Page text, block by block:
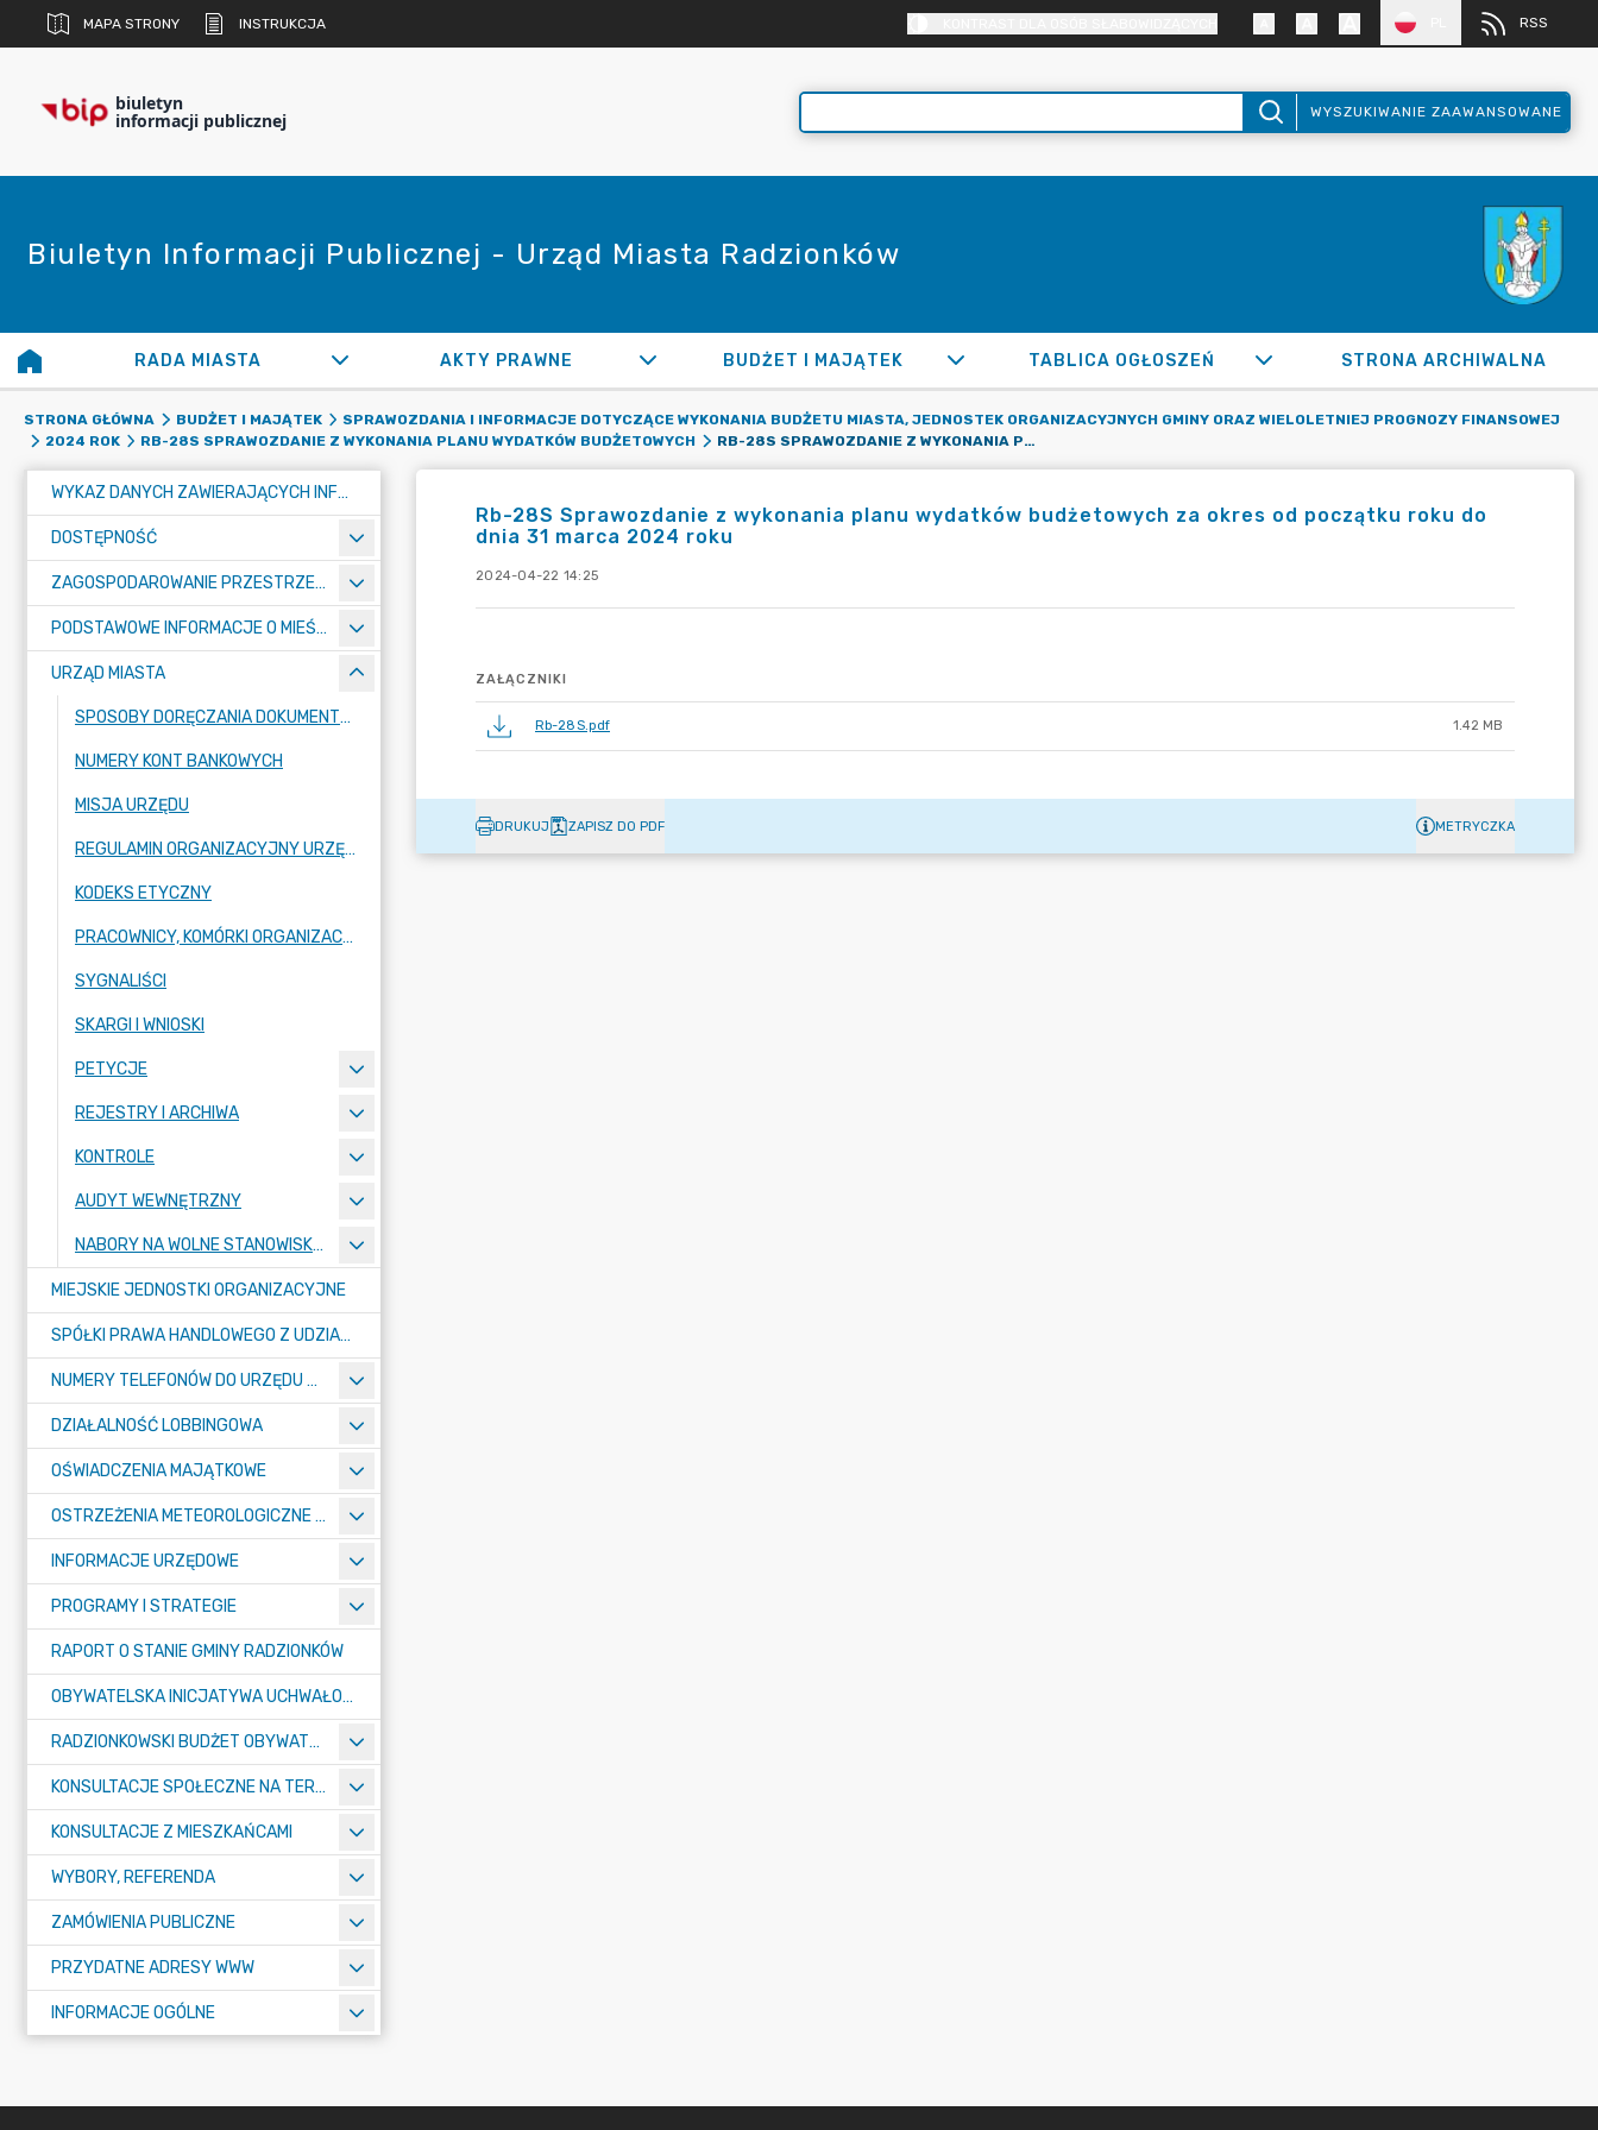
MAPA STRONY INSTRUKCJA RSS
biuletyn
informacji publicznej WYSZUKIWANIE ZAAWANSOWANE
Biuletyn Informacji Publicznej - Urząd Miasta Radzionków
RADA MIASTA AKTY PRAWNE BUDŻET I MAJĄTEK TABLICA OGŁOSZEŃ STRONA ARCHIWALNA
STRONA GŁÓWNA BUDŻET I MAJĄTEK
SPRAWOZDANIA I INFORMACJE DOTYCZĄCE WYKONANIA BUDŻETU MIASTA, JEDNOSTEK ORGANIZACYJNYCH GMINY ORAZ WIELOLETNIEJ PROGNOZY FINANSOWEJ
2024 ROK
RB-28S SPRAWOZDANIE Z WYKONANIA PLANU WYDATKÓW BUDŻETOWYCH RB-28S SPRAWOZDANIE Z WYKONANIA PLANU WYDATKÓW BUDŻETOWYCH ZA OKRES OD POCZĄTKU ROKU DO DNIA 31 MARCA 2024 ROKU
WYKAZ DANYCH ZAWIERAJĄCYCH INFORMACJE O ŚRODOWISKU I JEGO OCHRONIE
DOSTĘPNOŚĆ
ZAGOSPODAROWANIE PRZESTRZENNE
PODSTAWOWE INFORMACJE O MIEŚCIE
URZĄD MIASTA
SPOSOBY DORĘCZANIA DOKUMENTÓW DO URZĘDU MIASTA RADZIONKÓW
NUMERY KONT BANKOWYCH
MISJA URZĘDU
REGULAMIN ORGANIZACYJNY URZĘDU
KODEKS ETYCZNY
PRACOWNICY, KOMÓRKI ORGANIZACYJNE URZĘDU
SYGNALIŚCI
SKARGI I WNIOSKI
PETYCJE
REJESTRY I ARCHIWA
KONTROLE
AUDYT WEWNĘTRZNY
NABORY NA WOLNE STANOWISKA PRACY
MIEJSKIE JEDNOSTKI ORGANIZACYJNE
SPÓŁKI PRAWA HANDLOWEGO Z UDZIAŁEM GMINY
NUMERY TELEFONÓW DO URZĘDU MIASTA, MIEJSKICH JEDNOSTEK ORGANIZACYJNYCH ORAZ SPÓŁEK PRAWA HANDLOWEGO Z UDZIAŁEM GMINY
DZIAŁALNOŚĆ LOBBINGOWA
OŚWIADCZENIA MAJĄTKOWE
OSTRZEŻENIA METEOROLOGICZNE O ZŁYM STANIE POWIETRZA I INNE
INFORMACJE URZĘDOWE
PROGRAMY I STRATEGIE
RAPORT O STANIE GMINY RADZIONKÓW
OBYWATELSKA INICJATYWA UCHWAŁODAWCZA
RADZIONKOWSKI BUDŻET OBYWATELSKI
KONSULTACJE SPOŁECZNE NA TERENIE MIASTA RADZIONKÓW
KONSULTACJE Z MIESZKAŃCAMI
WYBORY, REFERENDA
ZAMÓWIENIA PUBLICZNE
PRZYDATNE ADRESY WWW
INFORMACJE OGÓLNE
Rb-28S Sprawozdanie z wykonania planu wydatków budżetowych za okres od początku roku do
dnia 31 marca 2024 roku
2024-04-22 14:25
ZAŁĄCZNIKI
Rb-28S.pdf 1.42 MB
DRUKUJ ZAPISZ DO PDF METRYCZKA